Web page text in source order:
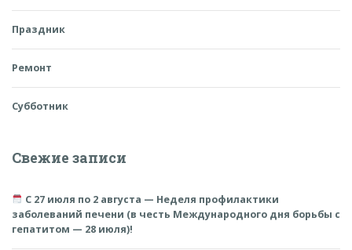
Праздник
Ремонт
Субботник
Свежие записи
С 27 июля по 2 августа — Неделя профилактики
заболеваний печени (в честь Международного дня борьбы с
гепатитом — 28 июля)!